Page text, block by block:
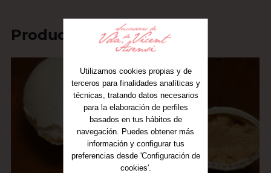
Productos relacionados
Utilizamos cookies propias y de
terceros para finalidades analíticas y
técnicas, tratando datos necesarios
para la elaboración de perfiles
basados en tus hábitos de
navegación. Puedes obtener más
información y configurar tus
preferencias desde 'Configuración de
cookies'.